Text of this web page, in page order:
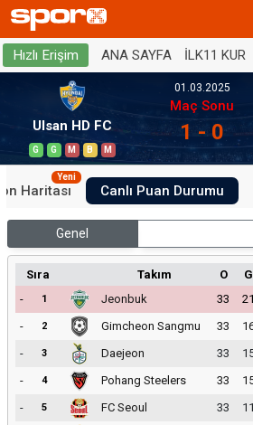
Hızlı Erişim ANA SAYFA İLK11 KUR
Ulsan HD FC
G G M B M
01.03.2025
Maç Sonu
1 - 0
Haritası
Yeni
Canlı Puan Durumu
Genel
Sıra Takım O G
-
1 Jeonbuk 33 21
-
2 Gimcheon Sangmu 33
-
3 Daejeon 33
-
4 Pohang Steelers 33
-
5 FC Seoul 33 11